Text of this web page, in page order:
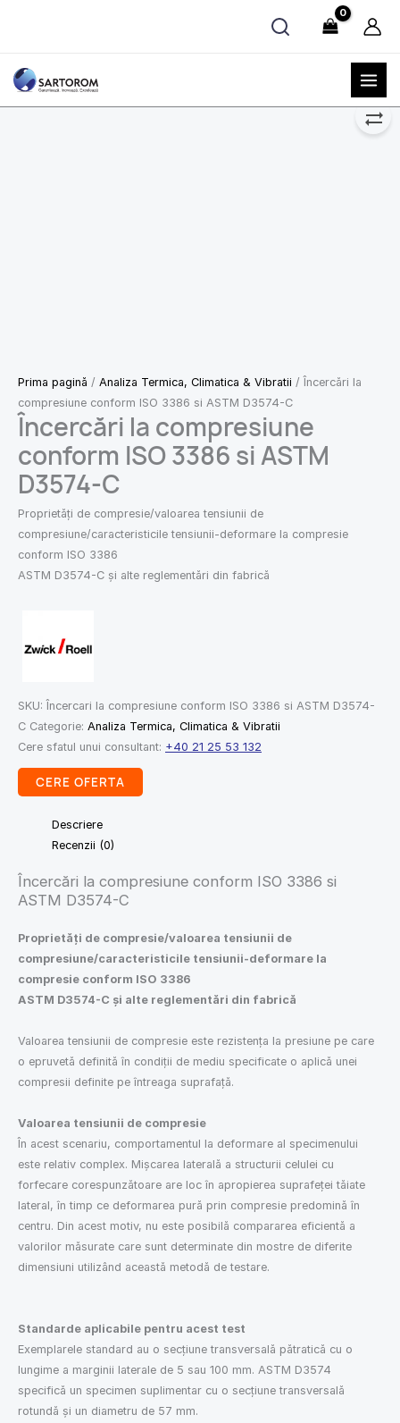
Prima pagină / Analiza Termica, Climatica & Vibratii / Încercări la
compresiune conform ISO 3386 si ASTM D3574-C
Încercări la compresiune
conform ISO 3386 si ASTM
D3574-C
Proprietăți de compresie/valoarea tensiunii de
compresiune/caracteristicile tensiunii-deformare la compresie
conform ISO 3386
ASTM D3574-C și alte reglementări din fabrică
SKU: Încercari la compresiune conform ISO 3386 si ASTM D3574-
C Categorie: Analiza Termica, Climatica & Vibratii
Cere sfatul unui consultant: +40 21 25 53 132
CERE OFERTA
Descriere
Recenzii (0)
Încercări la compresiune conform ISO 3386 si
ASTM D3574-C
Proprietăți de compresie/valoarea tensiunii de
compresiune/caracteristicile tensiunii-deformare la
compresie conform ISO 3386
ASTM D3574-C și alte reglementări din fabrică
Valoarea tensiunii de compresie este rezistența la presiune pe care
o epruvetă definită în condiții de mediu specificate o aplică unei
compresii definite pe întreaga suprafață.
Valoarea tensiunii de compresie
În acest scenariu, comportamentul la deformare al specimenului
este relativ complex. Mișcarea laterală a structurii celulei cu
forfecare corespunzătoare are loc în apropierea suprafeței tăiate
lateral, în timp ce deformarea pură prin compresie predomină în
centru. Din acest motiv, nu este posibilă compararea eficientă a
valorilor măsurate care sunt determinate din mostre de diferite
dimensiuni utilizând această metodă de testare.
Standarde aplicabile pentru acest test
Exemplarele standard au o secțiune transversală pătratică cu o
lungime a marginii laterale de 5 sau 100 mm. ASTM D3574
specifică un specimen suplimentar cu o secțiune transversală
rotundă și un diametru de 57 mm.